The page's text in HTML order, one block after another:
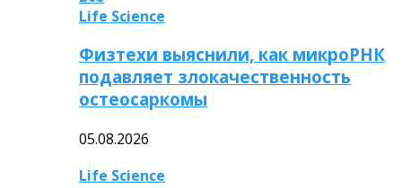
Life Science
Физтехи выяснили, как микроРНК
подавляет злокачественность
остеосаркомы
05.08.2026
Life Science